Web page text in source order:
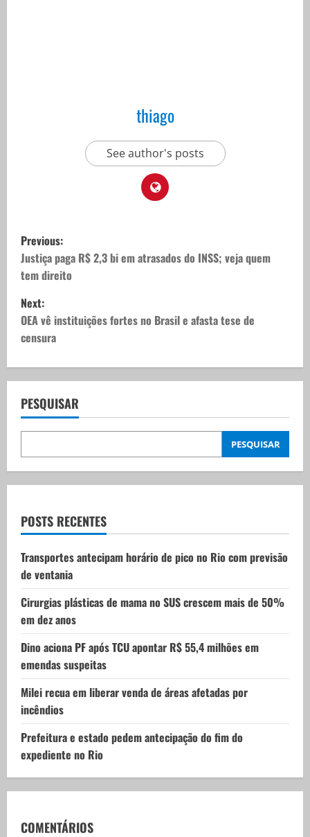
thiago
See author's posts
P
o
s
t
n
a
v
i
g
t
i
o
n
Previous:
Justiça paga R$ 2,3 bi em atrasados do INSS; veja quem
tem direito
Next:
OEA vê instituições fortes no Brasil e afasta tese de
censura
PESQUISAR
PESQUISAR
POSTS RECENTES
Transportes antecipam horário de pico no Rio com previsão
de ventania
Cirurgias plásticas de mama no SUS crescem mais de 50%
em dez anos
Dino aciona PF após TCU apontar R$ 55,4 milhões em
emendas suspeitas
Milei recua em liberar venda de áreas afetadas por
incêndios
Prefeitura e estado pedem antecipação do fim do
expediente no Rio
COMENTÁRIOS